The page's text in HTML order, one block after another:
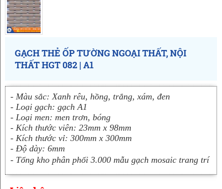
GẠCH THẺ ỐP TƯỜNG NGOẠI THẤT, NỘI
THẤT HGT 082 | A1
- Màu sắc: Xanh rêu, hồng, trắng, xám, đen
- Loại gạch: gạch A1
- Loại men: men trơn, bóng
- Kích thước viên: 23mm x 98mm
- Kích thước vỉ: 300mm x 300mm
- Độ dày: 6mm
- Tổng kho phân phối 3.000 mẫu gạch mosaic trang trí